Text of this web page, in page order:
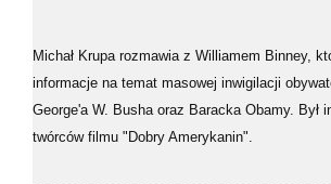
Michał Krupa rozmawia z Williamem Binney,
informacje na temat masowej inwigilacji
George'a W. Busha oraz Baracka Obamy. Był
twórców filmu "Dobry Amerykanin".